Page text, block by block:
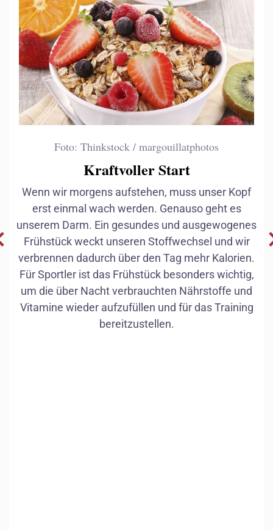
Foto: Thinkstock / margouillatphotos
Kraftvoller Start
Wenn wir morgens aufstehen, muss unser Kopf
erst einmal wach werden. Genauso geht es
unserem Darm. Ein gesundes und ausgewogenes
Frühstück weckt unseren Stoffwechsel und wir
verbrennen dadurch über den Tag mehr Kalorien.
Für Sportler ist das Frühstück besonders wichtig,
um die über Nacht verbrauchten Nährstoffe und
Vitamine wieder aufzufüllen und für das Training
bereitzustellen.
Vitamine
Fettsäuren